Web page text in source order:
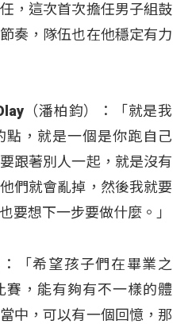
，這次首次擔任男子組鼓
奏，隊伍也在他穩定有力
（潘柏鈞）：「就是我
點，就是一個是你跑自己
跟著別人一起，就是沒有
們就會亂掉，然後我就要
要想下一步要做什麼。」
「希望孩子們在畢業之
賽，能有夠有不一樣的體
中，可以有一個回憶，那